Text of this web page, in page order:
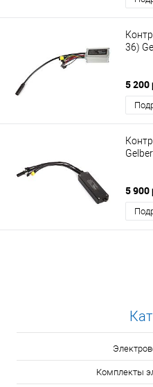
36)
5 200
5 900
Комплекты